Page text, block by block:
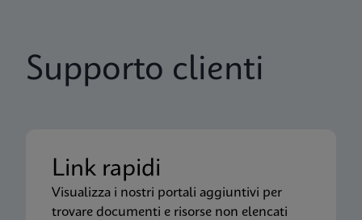
Supporto clienti
Link rapidi
Visualizza i nostri portali aggiuntivi per
trovare documenti e risorse non elencati